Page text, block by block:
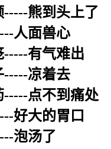
熊到头上了
人面兽心
-----有气难出
-----凉着去
-----点不到痛处
好大的胃口
泡汤了